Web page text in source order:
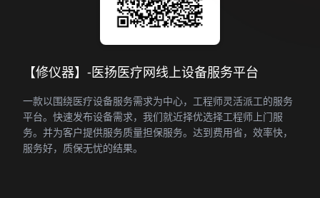
【修仪器】-医扬医疗网线上设备服务平台
一款以围绕医疗设备服务需求为中心，工程师灵活派工的服务
平台。快速发布设备需求，我们就近择优选择工程师上门服
务。并为客户提供服务质量担保服务。达到费用省，效率快，
服务好，质保无忧的结果。